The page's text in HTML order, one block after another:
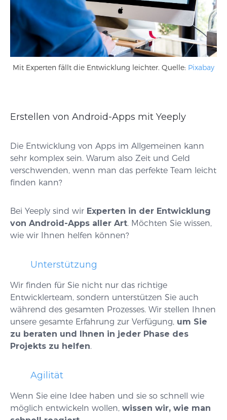
Mit Experten fällt die Entwicklung leichter. Quelle: Pixabay
Erstellen von Android-Apps mit Yeeply
Die Entwicklung von Apps im Allgemeinen kann
sehr komplex sein. Warum also Zeit und Geld
verschwenden, wenn man das perfekte Team leicht
finden kann?
Bei Yeeply sind wir Experten in der Entwicklung
von Android-Apps aller Art. Möchten Sie wissen,
wie wir Ihnen helfen können?
Unterstützung
Wir finden für Sie nicht nur das richtige
Entwicklerteam, sondern unterstützen Sie auch
während des gesamten Prozesses. Wir stellen Ihnen
unsere gesamte Erfahrung zur Verfügung, um Sie
zu beraten und Ihnen in jeder Phase des
Projekts zu helfen.
Agilität
Wenn Sie eine Idee haben und sie so schnell wie
möglich entwickeln wollen, wissen wir, wie man